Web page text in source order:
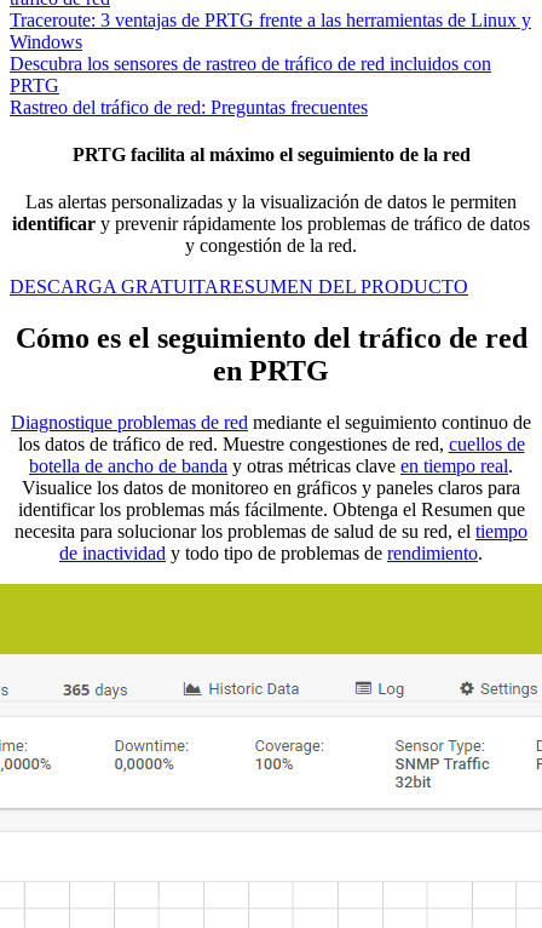
Traceroute: 3 ventajas de PRTG frente a las herramientas de Linux y
Windows
Descubra los sensores de rastreo de tráfico de red incluidos con
PRTG
Rastreo del tráfico de red: Preguntas frecuentes
PRTG facilita al máximo el seguimiento de la red
Las alertas personalizadas y la visualización de datos le permiten
identificar y prevenir rápidamente los problemas de tráfico de datos
y congestión de la red.
DESCARGA GRATUITARESUMEN DEL PRODUCTO
Cómo es el seguimiento del tráfico de red
en PRTG
Diagnostique problemas de red mediante el seguimiento continuo de
los datos de tráfico de red. Muestre congestiones de red, cuellos de
botella de ancho de banda y otras métricas clave en tiempo real.
Visualice los datos de monitoreo en gráficos y paneles claros para
identificar los problemas más fácilmente. Obtenga el Resumen que
necesita para solucionar los problemas de salud de su red, el tiempo
de inactividad y todo tipo de problemas de rendimiento.